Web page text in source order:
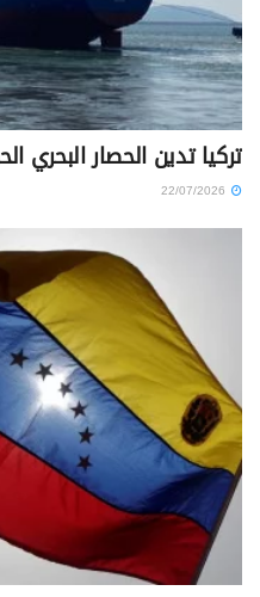
تركيا تدين الحصار البحري